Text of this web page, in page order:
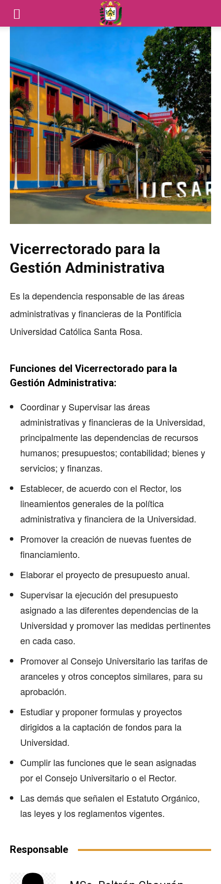
Vicerrectorado para la
Gestión Administrativa
Es la dependencia responsable de las áreas
administrativas y financieras de la Pontificia
Universidad Católica Santa Rosa.
Funciones del Vicerrectorado para la
Gestión Administrativa:
Coordinar y Supervisar las áreas
administrativas y financieras de la Universidad,
principalmente las dependencias de recursos
humanos; presupuestos; contabilidad; bienes y
servicios; y finanzas.
Establecer, de acuerdo con el Rector, los
lineamientos generales de la política
administrativa y financiera de la Universidad.
Promover la creación de nuevas fuentes de
financiamiento.
Elaborar el proyecto de presupuesto anual.
Supervisar la ejecución del presupuesto
asignado a las diferentes dependencias de la
Universidad y promover las medidas pertinentes
en cada caso.
Promover al Consejo Universitario las tarifas de
aranceles y otros conceptos similares, para su
aprobación.
Estudiar y proponer formulas y proyectos
dirigidos a la captación de fondos para la
Universidad.
Cumplir las funciones que le sean asignadas
por el Consejo Universitario o el Rector.
Las demás que señalen el Estatuto Orgánico,
las leyes y los reglamentos vigentes.
Responsable